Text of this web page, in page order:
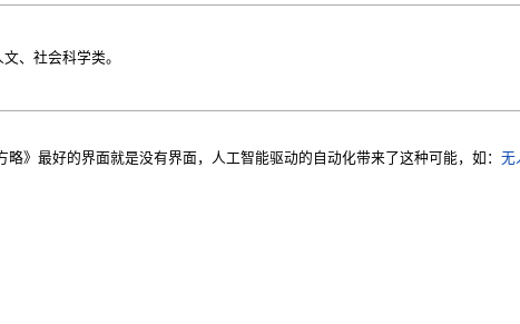
、社会科学类。
》最好的界面就是没有界面，人工智能驱动的自动化带来了这种可能，如：无